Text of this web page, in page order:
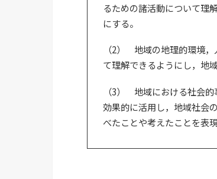
るための諸活動について理
にする。
（2） 地域の地理的環境
て理解できるようにし，地
（3） 地域における社会
効果的に活用し，地域社会
べたことや考えたことを表